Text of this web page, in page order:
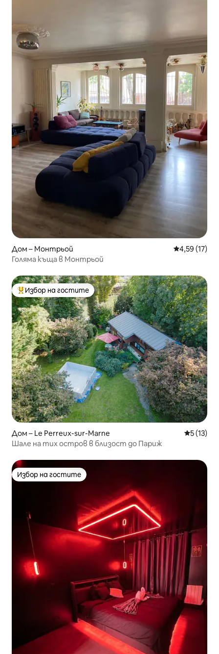
Дом – Монтрьой Средна
4,59 (17)
Голяма къща в Монтрьой
Най-популярен избор на гостите
Избор на гостите
Дом – Le Perreux-sur-Marne Средна
5 (13)
Шале на тих остров в близост до Париж
Избор на гостите
Избор на гостите